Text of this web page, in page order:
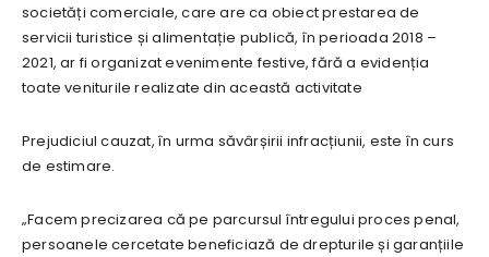
societăți comerciale, care are ca obiect prestarea de
servicii turistice și alimentație publică, în perioada 2018 –
2021, ar fi organizat evenimente festive, fără a evidenția
toate veniturile realizate din această activitate
Prejudiciul cauzat, în urma săvârșirii infracțiunii, este în curs
de estimare.
„Facem precizarea că pe parcursul întregului proces penal,
persoanele cercetate beneficiază de drepturile și garanțiile